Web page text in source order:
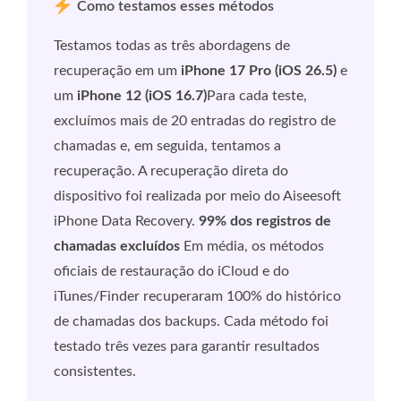
Como testamos esses métodos
Testamos todas as três abordagens de
recuperação em um iPhone 17 Pro (iOS 26.5) e
um iPhone 12 (iOS 16.7)Para cada teste,
excluímos mais de 20 entradas do registro de
chamadas e, em seguida, tentamos a
recuperação. A recuperação direta do
dispositivo foi realizada por meio do Aiseesoft
iPhone Data Recovery. 99% dos registros de
chamadas excluídos Em média, os métodos
oficiais de restauração do iCloud e do
iTunes/Finder recuperaram 100% do histórico
de chamadas dos backups. Cada método foi
testado três vezes para garantir resultados
consistentes.